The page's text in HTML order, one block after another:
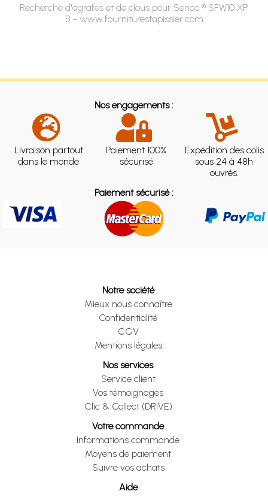
Recherche d'agrafes et de clous pour Senco ® SFW10 XP
B - www.fourniturestapissier.com
Nos engagements :
Livraison partout
dans le monde
Paiement 100%
sécurisé
Expédition des colis
sous 24 à 48h
ouvrés.
Paiement sécurisé :
Notre société
Mieux nous connaître
Confidentialité
CGV
Mentions légales
Nos services
Service client
Vos témoignages
Clic & Collect (DRIVE)
Votre commande
Informations commande
Moyens de paiement
Suivre vos achats
Aide